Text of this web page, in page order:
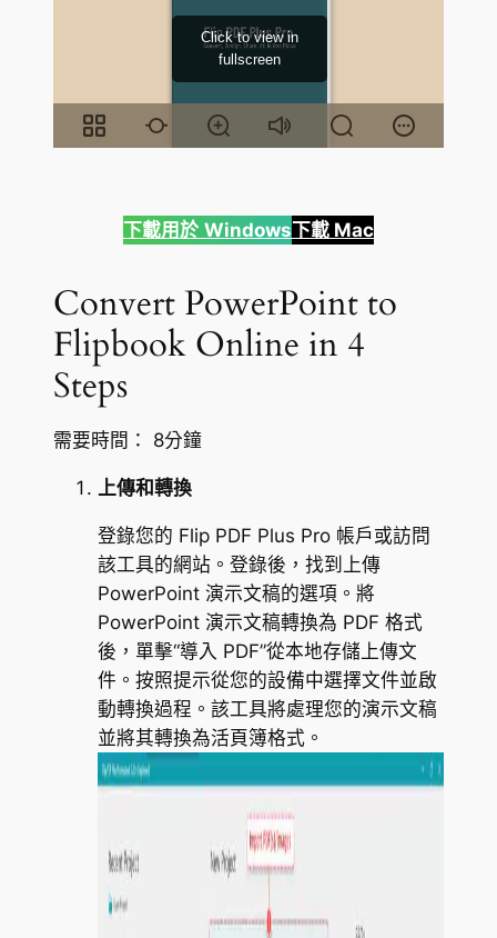
下載用於 Windows下載 Mac
Convert PowerPoint to
Flipbook Online in 4
Steps
需要時間： 8分鐘
上傳和轉換
登錄您的 Flip PDF Plus Pro 帳戶或訪問
該工具的網站。登錄後，找到上傳
PowerPoint 演示文稿的選項。將
PowerPoint 演示文稿轉換為 PDF 格式
後，單擊“導入 PDF”從本地存儲上傳文
件。按照提示從您的設備中選擇文件並啟
動轉換過程。該工具將處理您的演示文稿
並將其轉換為活頁簿格式。